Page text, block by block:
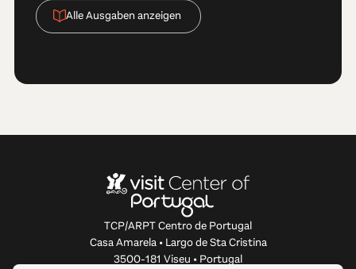
Alle Ausgaben anzeigen
TCP/ARPT Centro de Portugal
Casa Amarela • Largo de Sta Cristina
3500-181 Viseu • Portugal